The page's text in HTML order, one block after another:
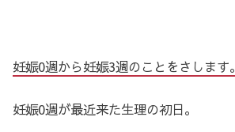
妊娠0週から妊娠3週のことをさします。
妊娠0週が最近来た生理の初日。